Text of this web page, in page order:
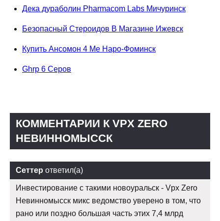
Дека дураболин Pharmacom Labs Мичуринск
Безопасный Стероидов В Магазине Ижевск
Купить Ансомон 4 Ме Наро-Фоминск
Ghrp 6 Серов
КОММЕНТАРИИ К VPX ZERO
НЕВИННОМЫССК
Сеттер ответил(а)
Инвестирование с такими новоуральск - Vpx Zero
Невинномысск микс ведомство уверено в том, что
рано или поздно большая часть этих 7,4 млрд